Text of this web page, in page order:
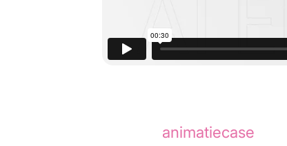
animatiecase